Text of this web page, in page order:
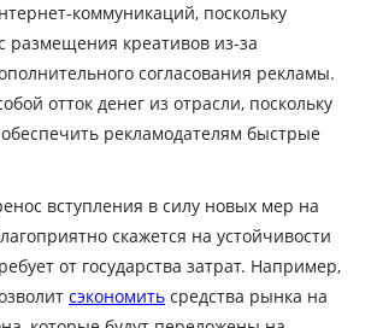
коммуникаций, поскольку
размещения креативов из-за
согласования рекламы.
отток денег из отрасли, поскольку
рекламодателям быстрые
вступления в силу новых мер на
скажется на устойчивости
от государства затрат. Например,
сэкономить средства рынка на